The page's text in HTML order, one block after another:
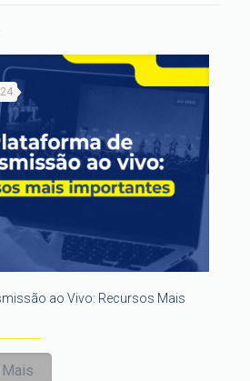
ao Vivo: Recursos Mais